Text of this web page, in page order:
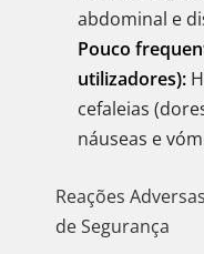
abdominal e
Pouco
utilizadores):
cefaleias
náuseas e
Reações
de Segurança